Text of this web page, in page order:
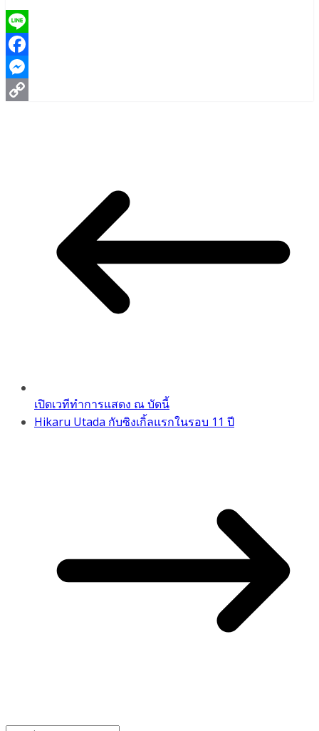
Line
Facebook
Messenger
เปิดเวทีทำการแสดง ณ บัดนี้
Hikaru Utada กับซิงเกิ้ลแรกในรอบ 11 ปี